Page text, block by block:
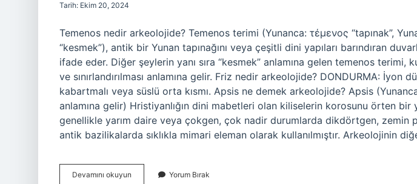
Tarih: Ekim 20, 2024
Temenos nedir arkeolojide? Temenos terimi (Yunanca: τέμενος “tapınak”,
“kesmek”), antik bir Yunan tapınağını veya çeşitli dini yapıları barındıran
ifade eder. Diğer şeylerin yanı sıra “kesmek” anlamına gelen temenos terimi,
ve sınırlandırılması anlamına gelir. Friz nedir arkeolojide? DONDURMA: İyon
kabartmalı veya süslü orta kısmı. Apsis ne demek arkeolojide? Apsis
anlamına gelir) Hristiyanlığın dini mabetleri olan kiliselerin korosunu örten bir
genellikle yarım daire veya çokgen, çok nadir durumlarda dikdörtgen, zemin
antik bazilikalarda sıklıkla mimari eleman olarak kullanılmıştır. Arkeolojinin
Devamını okuyun Yorum Bırak